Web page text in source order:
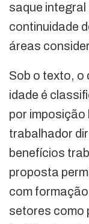
saque integral
continuidade
áreas
Sob o texto, o
idade é
por
trabalhador
benefícios
proposta
com
setores como